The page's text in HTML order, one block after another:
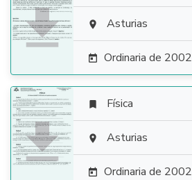
  Asturias
 Ordinaria de 2002

 Física
 Asturias
 Ordinaria de 2002